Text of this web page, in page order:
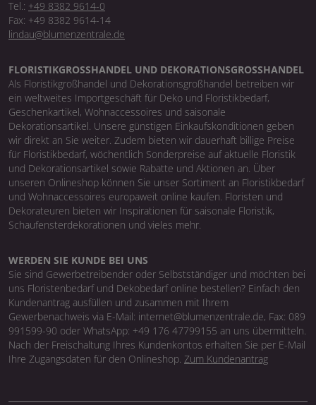
Tel.: +49 8382 9614-0
Fax: +49 8382 9614-14
lindau@blumenzentrale.de
FLORISTIKGROSSHANDEL UND DEKORATIONSGROSSHANDEL
Als Floristikgroßhandel und Dekorationsgroßhandel betreiben wir
ein weltweites Importgeschäft für Deko und Floristikbedarf,
Geschenkartikel, Wohnaccessoires und saisonale
Dekorationsartikel. Unsere günstigen Einkaufskonditionen geben
wir direkt an Sie weiter. Zudem bieten wir dauerhaft billige Preise
für Floristikbedarf, wöchentlich Sonderpreise auf aktuelle Floristik
und Dekorationsartikel sowie Rabatte und Aktionen an. Über
unseren Onlineshop können Sie unser Sortiment an Floristikbedarf
und Wohnaccessoires europaweit online kaufen. Floristen und
Dekorateuren bieten wir Inspirationen für saisonale Floristik,
Schaufensterdekorationen und vieles mehr.
WERDEN SIE KUNDE BEI UNS
Sie sind Gewerbetreibender oder Selbstständiger und möchten bei
uns Floristenbedarf und Dekobedarf online bestellen? Einfach den
Kundenantrag ausfüllen und zusammen mit Ihrem
Gewerbenachweis via E-Mail: internet@blumenzentrale.de, Fax: 089
991599-90 oder WhatsApp: +49 176 47799155 an uns übermitteln.
Nach der Freischaltung Ihres Kundenkontos erhalten Sie per E-Mail
Ihre Zugangsdaten für den Onlineshop. Zum Kundenantrag